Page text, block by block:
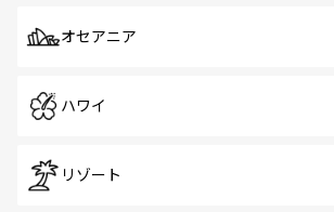
オセアニア
ハワイ
リゾート